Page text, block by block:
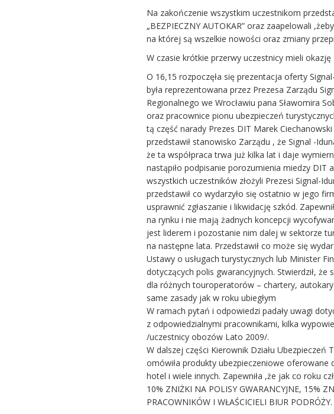
Na zakończenie wszystkim uczestnikom
„BEZPIECZNY AUTOKAR” oraz zaapelowali
na której są wszelkie nowości oraz zmiany
W czasie krótkie przerwy uczestnicy mieli
O 16,15 rozpoczęła się prezentacja oferty
była reprezentowana przez Prezesa Zarządu
Regionalnego we Wrocławiu pana Sławomira
oraz pracownice pionu ubezpieczeń
tą część narady Prezes DIT Marek Ciechanowski
przedstawił stanowisko Zarządu , że Signal -
że ta współpraca trwa już kilka lat i daje
nastąpiło podpisanie porozumienia miedzy DIT
wszystkich uczestników złożyli Prezesi Signal-
przedstawił co wydarzyło się ostatnio w jego
usprawnić zgłaszanie i likwidację szkód.
na rynku i nie mają żadnych koncepcji
jest liderem i pozostanie nim dalej w sektorze
na następne lata. Przedstawił co może się
Ustawy o usługach turystycznych lub Minister
dotyczących polis gwarancyjnych. Stwierdził,
dla różnych touroperatorów – chartery,
same zasady jak w roku ubiegłym
W ramach pytań i odpowiedzi padały uwagi
z odpowiedzialnymi pracownikami, kilka
/uczestnicy obozów Lato 2009/.
W dalszej części Kierownik Działu Ubezpieczeń
omówiła produkty ubezpieczeniowe oferowane
hotel i wiele innych. Zapewniła ,że jak co roku
10% ZNIŻKI NA POLISY GWARANCYJNE, 15%
PRACOWNIKÓW I WŁAŚCICIELI BIUR PODRÓŻY.